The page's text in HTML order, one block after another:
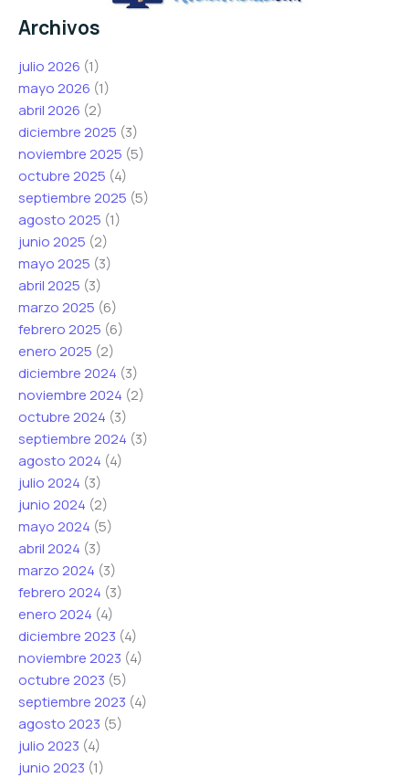
Archivos
julio 2026 (1)
mayo 2026 (1)
abril 2026 (2)
diciembre 2025 (3)
noviembre 2025 (5)
octubre 2025 (4)
septiembre 2025 (5)
agosto 2025 (1)
junio 2025 (2)
mayo 2025 (3)
abril 2025 (3)
marzo 2025 (6)
febrero 2025 (6)
enero 2025 (2)
diciembre 2024 (3)
noviembre 2024 (2)
octubre 2024 (3)
septiembre 2024 (3)
agosto 2024 (4)
julio 2024 (3)
junio 2024 (2)
mayo 2024 (5)
abril 2024 (3)
marzo 2024 (3)
febrero 2024 (3)
enero 2024 (4)
diciembre 2023 (4)
noviembre 2023 (4)
octubre 2023 (5)
septiembre 2023 (4)
agosto 2023 (5)
julio 2023 (4)
junio 2023 (1)